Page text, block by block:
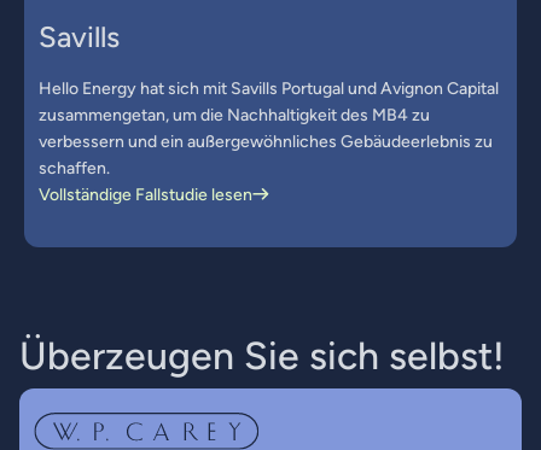
Savills
Hello Energy hat sich mit Savills Portugal und Avignon Capital
zusammengetan, um die Nachhaltigkeit des MB4 zu
verbessern und ein außergewöhnliches Gebäudeerlebnis zu
schaffen.
Vollständige Fallstudie lesen
Überzeugen Sie sich selbst!